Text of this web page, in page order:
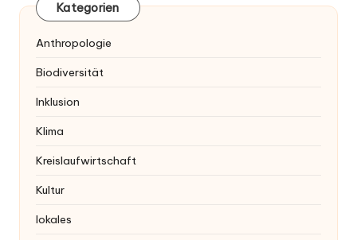
Kategorien
Anthropologie
Biodiversität
Inklusion
Klima
Kreislaufwirtschaft
Kultur
lokales